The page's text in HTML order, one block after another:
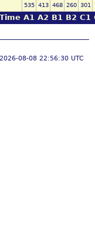
535 413 468 260 301
Time A1 A2 B1 B2 C1
2026-08-08 22:56:30 UTC